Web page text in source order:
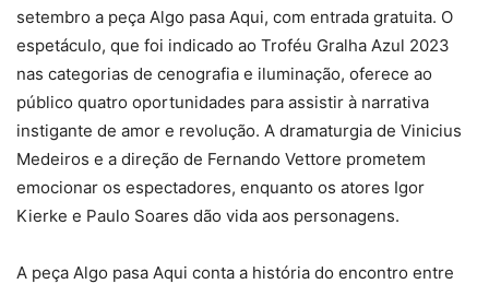
setembro a peça Algo pasa Aqui, com entrada gratuita. O
espetáculo, que foi indicado ao Troféu Gralha Azul 2023
nas categorias de cenografia e iluminação, oferece ao
público quatro oportunidades para assistir à narrativa
instigante de amor e revolução. A dramaturgia de Vinicius
Medeiros e a direção de Fernando Vettore prometem
emocionar os espectadores, enquanto os atores Igor
Kierke e Paulo Soares dão vida aos personagens.
A peça Algo pasa Aqui conta a história do encontro entre